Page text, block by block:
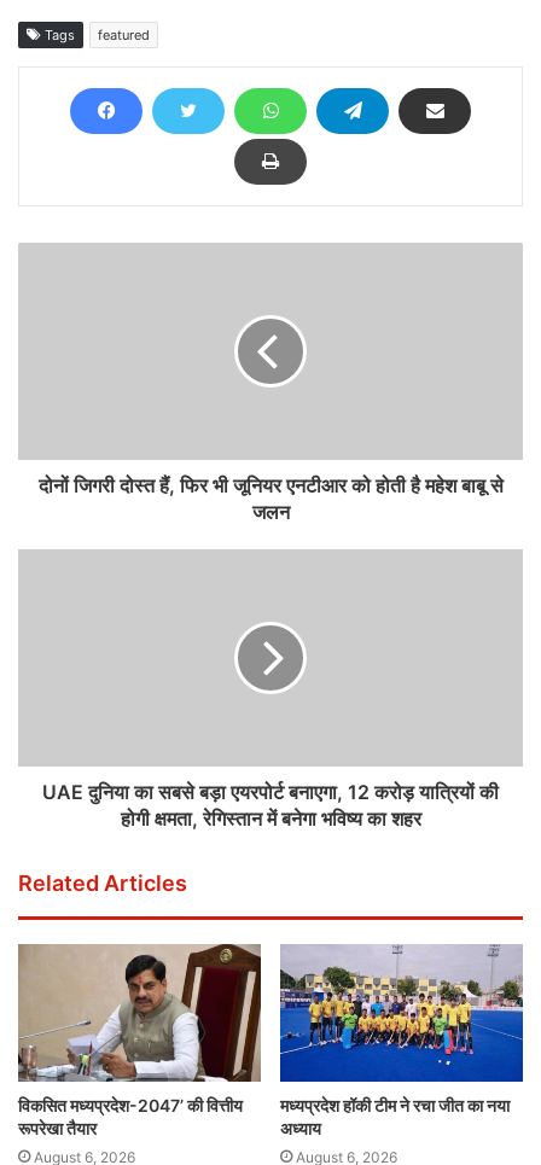
Tags featured
दोनों जिगरी दोस्त हैं, फिर भी जूनियर एनटीआर को होती है महेश बाबू से
जलन
UAE दुनिया का सबसे बड़ा एयरपोर्ट बनाएगा, 12 करोड़ यात्रियों की
होगी क्षमता, रेगिस्तान में बनेगा भविष्य का शहर
Related Articles
विकसित मध्यप्रदेश-2047’ की वित्तीय
रूपरेखा तैयार
August 6, 2026
मध्यप्रदेश हॉकी टीम ने रचा जीत का नया
अध्याय
August 6, 2026